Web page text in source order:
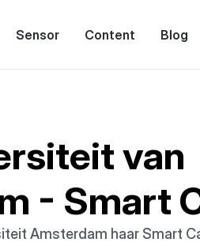
Sensor Content Blog
van
- Smart
Amsterdam haar Smart